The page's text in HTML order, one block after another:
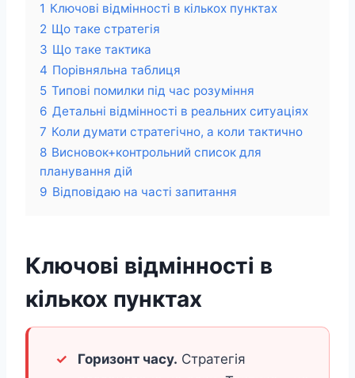
1 Ключові відмінності в кількох пунктах
2 Що таке стратегія
3 Що таке тактика
4 Порівняльна таблиця
5 Типові помилки під час розуміння
6 Детальні відмінності в реальних ситуаціях
7 Коли думати стратегічно, а коли тактично
8 Висновок+контрольний список для
планування дій
9 Відповідаю на часті запитання
Ключові відмінності в
кількох пунктах
Горизонт часу. Стратегія